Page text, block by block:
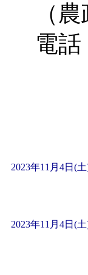
（
電話
2023年11月4日(
2023年11月4日(